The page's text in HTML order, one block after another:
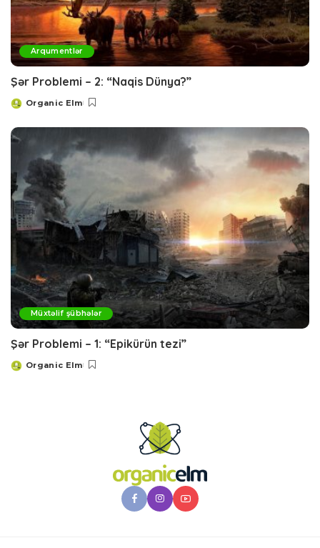
Arqumentlər
Şər Problemi – 2: “Naqis Dünya?”
Posted
Organic Elm
Müxtəlif şübhələr
Şər Problemi – 1: “Epikürün tezi”
Posted
Organic Elm